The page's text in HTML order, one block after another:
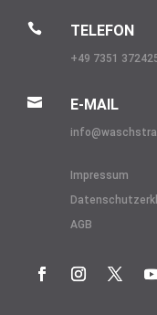
 TELEFON
+49 7351
 E-MAIL
info@
Impressum
AGB